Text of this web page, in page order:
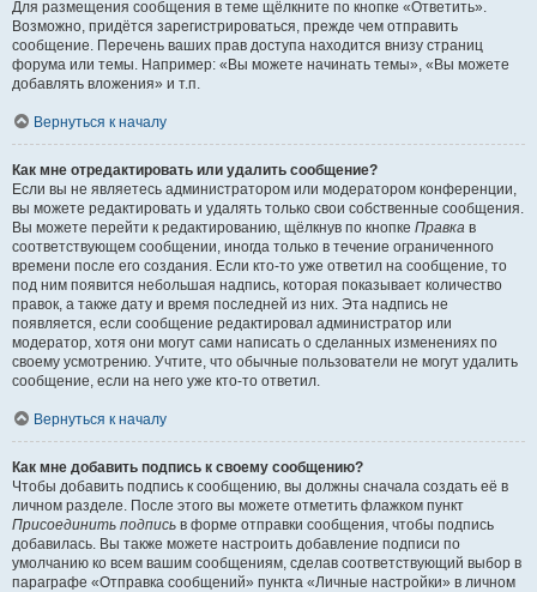
Для размещения сообщения в теме щёлкните по кнопке «Ответить».
Возможно, придётся зарегистрироваться, прежде чем отправить
сообщение. Перечень ваших прав доступа находится внизу страниц
форума или темы. Например: «Вы можете начинать темы», «Вы можете
добавлять вложения» и т.п.
Вернуться к началу
Как мне отредактировать или удалить сообщение?
Если вы не являетесь администратором или модератором конференции,
вы можете редактировать и удалять только свои собственные сообщения.
Вы можете перейти к редактированию, щёлкнув по кнопке Правка в
соответствующем сообщении, иногда только в течение ограниченного
времени после его создания. Если кто-то уже ответил на сообщение, то
под ним появится небольшая надпись, которая показывает количество
правок, а также дату и время последней из них. Эта надпись не
появляется, если сообщение редактировал администратор или
модератор, хотя они могут сами написать о сделанных изменениях по
своему усмотрению. Учтите, что обычные пользователи не могут удалить
сообщение, если на него уже кто-то ответил.
Вернуться к началу
Как мне добавить подпись к своему сообщению?
Чтобы добавить подпись к сообщению, вы должны сначала создать её в
личном разделе. После этого вы можете отметить флажком пункт
Присоединить подпись в форме отправки сообщения, чтобы подпись
добавилась. Вы также можете настроить добавление подписи по
умолчанию ко всем вашим сообщениям, сделав соответствующий выбор в
параграфе «Отправка сообщений» пункта «Личные настройки» в личном